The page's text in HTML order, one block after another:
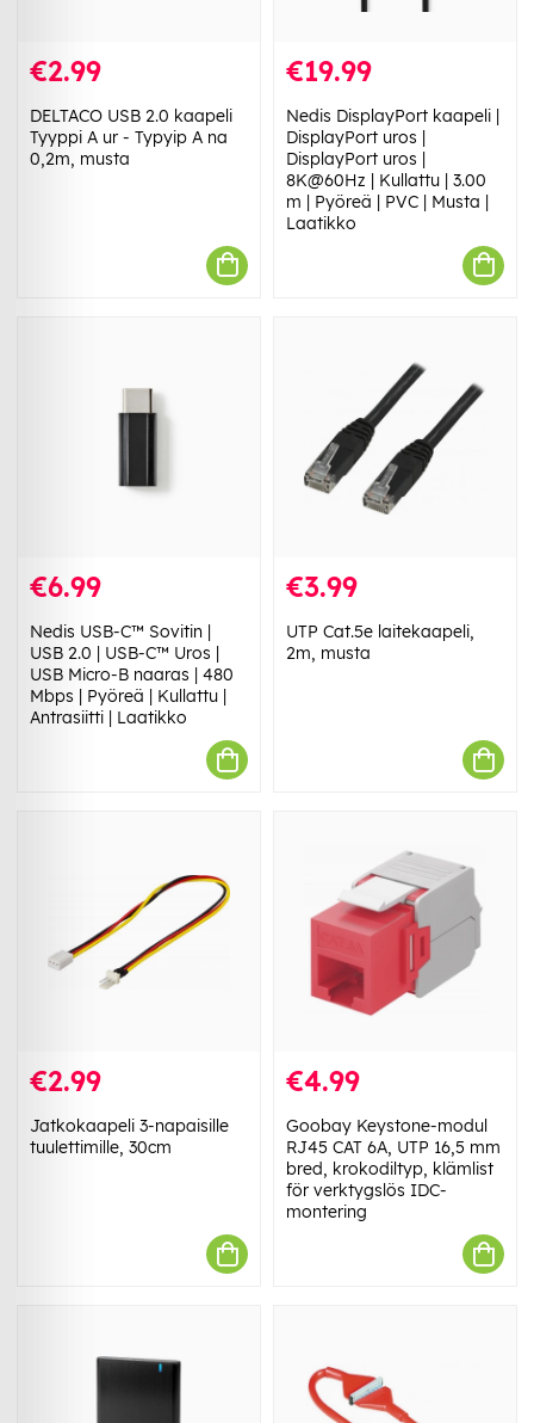
€2.99
DELTACO USB 2.0 kaapeli
Tyyppi A ur - Typyip A na
0,2m, musta
€19.99
Nedis DisplayPort kaapeli |
DisplayPort uros |
DisplayPort uros |
8K@60Hz | Kullattu | 3.00
m | Pyöreä | PVC | Musta |
Laatikko
€6.99
Nedis USB-C™ Sovitin |
USB 2.0 | USB-C™ Uros |
USB Micro-B naaras | 480
Mbps | Pyöreä | Kullattu |
Antrasiitti | Laatikko
€3.99
UTP Cat.5e laitekaapeli,
2m, musta
€2.99
Jatkokaapeli 3-napaisille
tuulettimille, 30cm
€4.99
Goobay Keystone-modul
RJ45 CAT 6A, UTP 16,5 mm
bred, krokodiltyp, klämlist
för verktygslös IDC-
montering